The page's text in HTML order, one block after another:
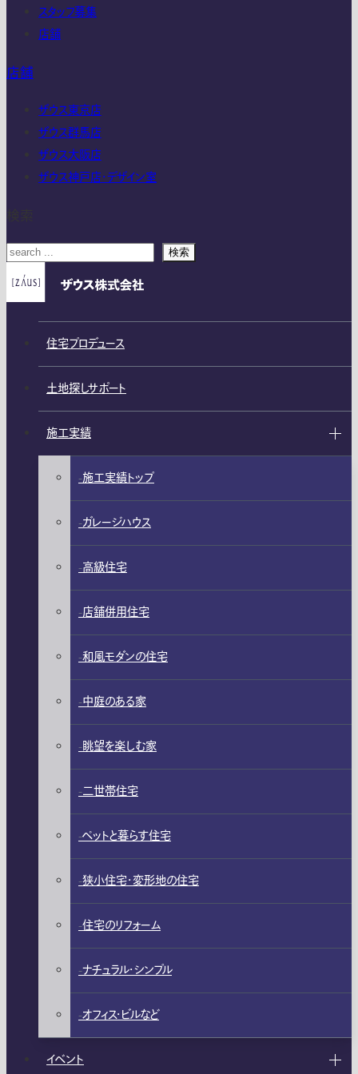
スタッフ募集
店舗
店舗
ザウス東京店
ザウス群馬店
ザウス大阪店
ザウス神戸店・デザイン室
検索
住宅プロデュース
土地探しサポート
施工実績
施工実績トップ
ガレージハウス
高級住宅
店舗併用住宅
和風モダンの住宅
中庭のある家
眺望を楽しむ家
二世帯住宅
ペットと暮らす住宅
狭小住宅・変形地の住宅
住宅のリフォーム
ナチュラル・シンプル
オフィス・ビルなど
イベント